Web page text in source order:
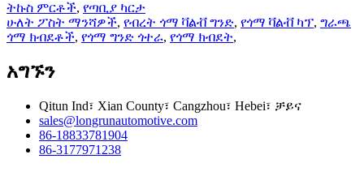
ትኩስ ምርቶች, የጣቢያ ካርታ
ሁለት ፖስት ማንሻዎች, የብረት ጎማ ቫልቭ ግንድ, የጎማ ቫልቭ ካፕ, ግራጫ
ጎማ ክብደቶች, የጎማ ግንድ ጎተራ, የጎማ ክብደት,
አግኙን
Qitun Ind፣ Xian County፣ Cangzhou፣ Hebei፣ ቻይና
sales@longrunautomotive.com
86-18833781904
86-3177971238